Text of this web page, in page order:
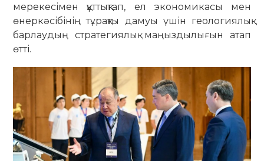
мерекесімен құттықтап, ел экономикасы мен
өнеркәсібінің тұрақты дамуы үшін геологиялық
барлаудың стратегиялық маңыздылығын атап
өтті.